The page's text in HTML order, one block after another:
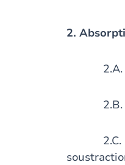
2.
2.A.
2.B.
2.C.